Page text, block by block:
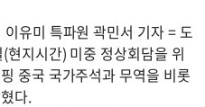
유미 특파원 곽민서 기자 = 도
지시간) 미중 정상회담을 위
중국 국가주석과 무역을 비롯
다.